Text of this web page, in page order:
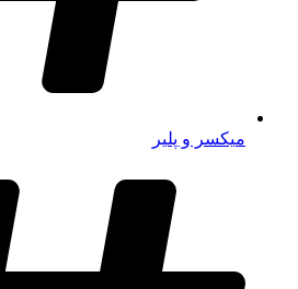
میکسر و پلیر